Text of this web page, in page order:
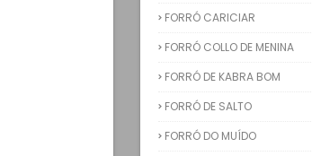
FORRÓ CARICIAR
FORRÓ COLLO DE MENINA
FORRÓ DE KABRA BOM
FORRÓ DE SALTO
FORRÓ DO MUÍDO